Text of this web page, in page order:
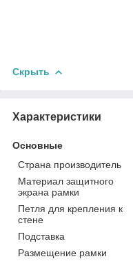
Скрыть
Характеристики
Основные
Страна производитель
Материал защитного
экрана рамки
Петля для крепления к
стене
Подставка
Размещение рамки